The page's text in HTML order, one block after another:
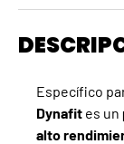
Específico
Dynafit es un
alto